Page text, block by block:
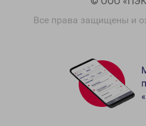
Все права защищены и